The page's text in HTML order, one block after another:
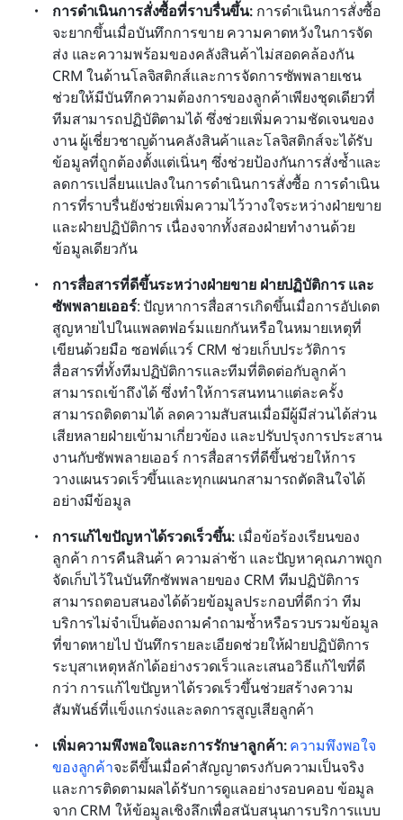
การดำเนินการสั่งซื้อที่ราบรื่นขึ้น: การดำเนินการสั่งซื้อ
จะยากขึ้นเมื่อบันทึกการขาย ความคาดหวังในการจัด
ส่ง และความพร้อมของคลังสินค้าไม่สอดคล้องกัน
CRM ในด้านโลจิสติกส์และการจัดการซัพพลายเชน
ช่วยให้มีบันทึกความต้องการของลูกค้าเพียงชุดเดียวที่
ทีมสามารถปฏิบัติตามได้ ซึ่งช่วยเพิ่มความชัดเจนของ
งาน ผู้เชี่ยวชาญด้านคลังสินค้าและโลจิสติกส์จะได้รับ
ข้อมูลที่ถูกต้องตั้งแต่เนิ่นๆ ซึ่งช่วยป้องกันการสั่งซ้ำและ
ลดการเปลี่ยนแปลงในการดำเนินการสั่งซื้อ การดำเนิน
การที่ราบรื่นยังช่วยเพิ่มความไว้วางใจระหว่างฝ่ายขาย
และฝ่ายปฏิบัติการ เนื่องจากทั้งสองฝ่ายทำงานด้วย
ข้อมูลเดียวกัน
การสื่อสารที่ดีขึ้นระหว่างฝ่ายขาย ฝ่ายปฏิบัติการ และ
ซัพพลายเออร์: ปัญหาการสื่อสารเกิดขึ้นเมื่อการอัปเดต
สูญหายไปในแพลตฟอร์มแยกกันหรือในหมายเหตุที่
เขียนด้วยมือ ซอฟต์แวร์ CRM ช่วยเก็บประวัติการ
สื่อสารที่ทั้งทีมปฏิบัติการและทีมที่ติดต่อกับลูกค้า
สามารถเข้าถึงได้ ซึ่งทำให้การสนทนาแต่ละครั้ง
สามารถติดตามได้ ลดความสับสนเมื่อมีผู้มีส่วนได้ส่วน
เสียหลายฝ่ายเข้ามาเกี่ยวข้อง และปรับปรุงการประสาน
งานกับซัพพลายเออร์ การสื่อสารที่ดีขึ้นช่วยให้การ
วางแผนรวดเร็วขึ้นและทุกแผนกสามารถตัดสินใจได้
อย่างมีข้อมูล
การแก้ไขปัญหาได้รวดเร็วขึ้น: เมื่อข้อร้องเรียนของ
ลูกค้า การคืนสินค้า ความล่าช้า และปัญหาคุณภาพถูก
จัดเก็บไว้ในบันทึกซัพพลายของ CRM ทีมปฏิบัติการ
สามารถตอบสนองได้ด้วยข้อมูลประกอบที่ดีกว่า ทีม
บริการไม่จำเป็นต้องถามคำถามซ้ำหรือรวบรวมข้อมูล
ที่ขาดหายไป บันทึกรายละเอียดช่วยให้ฝ่ายปฏิบัติการ
ระบุสาเหตุหลักได้อย่างรวดเร็วและเสนอวิธีแก้ไขที่ดี
กว่า การแก้ไขปัญหาได้รวดเร็วขึ้นช่วยสร้างความ
สัมพันธ์ที่แข็งแกร่งและลดการสูญเสียลูกค้า
เพิ่มความพึงพอใจและการรักษาลูกค้า: ความพึงพอใจ
ของลูกค้าจะดีขึ้นเมื่อคำสัญญาตรงกับความเป็นจริง
และการติดตามผลได้รับการดูแลอย่างรอบคอบ ข้อมูล
จาก CRM ให้ข้อมูลเชิงลึกเพื่อสนับสนุนการบริการแบบ